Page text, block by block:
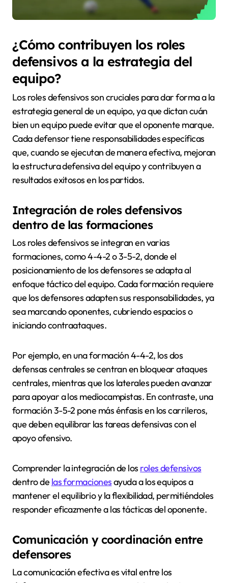
¿Cómo contribuyen los roles
defensivos a la estrategia del
equipo?
Los roles defensivos son cruciales para dar forma a la
estrategia general de un equipo, ya que dictan cuán
bien un equipo puede evitar que el oponente marque.
Cada defensor tiene responsabilidades específicas
que, cuando se ejecutan de manera efectiva, mejoran
la estructura defensiva del equipo y contribuyen a
resultados exitosos en los partidos.
Integración de roles defensivos
dentro de las formaciones
Los roles defensivos se integran en varias
formaciones, como 4-4-2 o 3-5-2, donde el
posicionamiento de los defensores se adapta al
enfoque táctico del equipo. Cada formación requiere
que los defensores adapten sus responsabilidades, ya
sea marcando oponentes, cubriendo espacios o
iniciando contraataques.
Por ejemplo, en una formación 4-4-2, los dos
defensas centrales se centran en bloquear ataques
centrales, mientras que los laterales pueden avanzar
para apoyar a los mediocampistas. En contraste, una
formación 3-5-2 pone más énfasis en los carrileros,
que deben equilibrar las tareas defensivas con el
apoyo ofensivo.
Comprender la integración de los roles defensivos
dentro de las formacionesayuda a los equipos a
mantener el equilibrio y la flexibilidad, permitiéndoles
responder eficazmente a las tácticas del oponente.
Comunicación y coordinación entre
defensores
La comunicación efectiva es vital entre los